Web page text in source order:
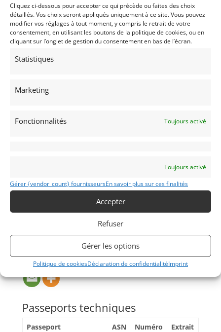
Cliquez ci-dessous pour accepter ce qui précède ou faites des choix
détaillés. Vos choix seront appliqués uniquement à ce site. Vous pouvez
modifier vos réglages à tout moment, y compris le retrait de votre
consentement, en utilisant les boutons de la politique de cookies, ou en
cliquant sur l’onglet de gestion du consentement en bas de l’écran.
Statistiques
Marketing
Fonctionnalités Toujours activé
Toujours activé
Gérer {vendor_count} fournisseursEn savoir plus sur ces finalités
Accepter
Refuser
Gérer les options
Politique de cookiesDéclaration de confidentialitéImprint
Under the care of Bob McCormack at Sonoma
Raceway where it has been restored several times.
Always in top condition with outstanding race prep.
Engine rebuild by Ivan Zaremba. Gearbox by Bob
McCormack.
complete ownership, restoration, photos, and
spares.
Spares: Extensive including the original frame.
Chassis #: SC-8-64
Color: Blue
Engine: 2.5 Liter Coventry Climax FPF
Gearbox: Hewland FT200
Partager cette annonce
Passeports techniques
Passeport ASN Numéro
Extrait